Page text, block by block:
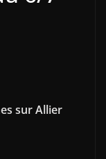
sur Allier